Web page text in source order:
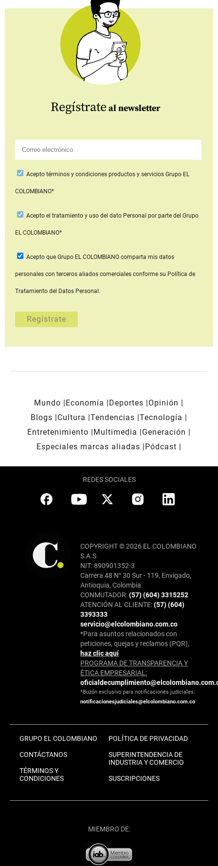
Regístrate al newsletter
Aceptotérminos y condiciones productos y serviciosGrupo EL
COLOMBIANO*
Acepto el tratamiento y uso del dato Personal por parte del Grupo
EL COLOMBIANO*
Acepto que Grupo EL COLOMBIANOcomparta mis datos
personales con terceros aliados comerciales conforme su Política de
Tratamiento del Datos Personal.
Mundo Economía Deportes
Opinión
Blogs
Cultura Tendencias Tecnología
Entretenimiento
Multimedia
Generación
Especiales marcas aliadas
Pódcast
REDES SOCIALES
COPYRIGHT © 2026 EL COLOMBIANO
S.A.S
NIT: 890901352-3
Carrera 48 N° 30 Sur - 119, Envigado,
Antioquia, Colombia.
CONMUTADOR:(57) (604) 3315252
ATENCIÓN AL CLIENTE:(57) (604)
3393333
servicio@elcolombiano.com.co
*Para asuntos relacionados con
peticiones, quejas y reclamos (PQR),
haz clic aquí
PROGRAMA DE TRANSPARENCIA Y
ÉTICA EMPRESARIAL:
*Buzón exclusivo para notificaciones judiciales:
notificacionesjudiciales@elcolombiano.com.co
GRUPO EL COLOMBIANO
CONTÁCTANOS
TÉRMINOS Y
CONDICIONES
POLÍTICA DE PRIVACIDAD
SUPERINTENDENCIA DE
INDUSTRIA Y COMERCIO
SUSCRIPCIONES
MIEMBRO DE: